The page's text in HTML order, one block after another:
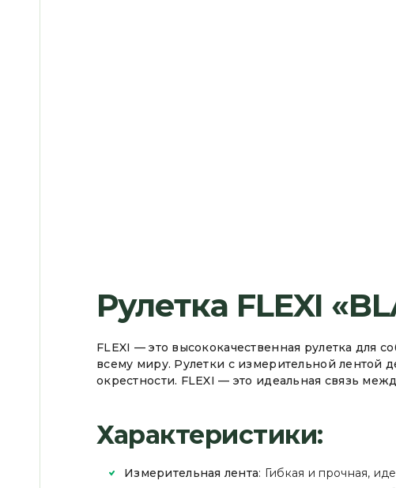
Рулетка FLEXI
FLEXI — это высококачественная рулетка для
всему миру. Рулетки с измерительной лентой
окрестности. FLEXI — это идеальная связь
Характеристики:
Измерительная лента: Гибкая и прочная,